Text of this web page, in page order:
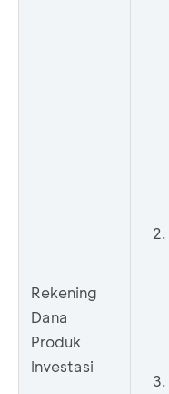
Rekening
Dana
Produk
Investasi